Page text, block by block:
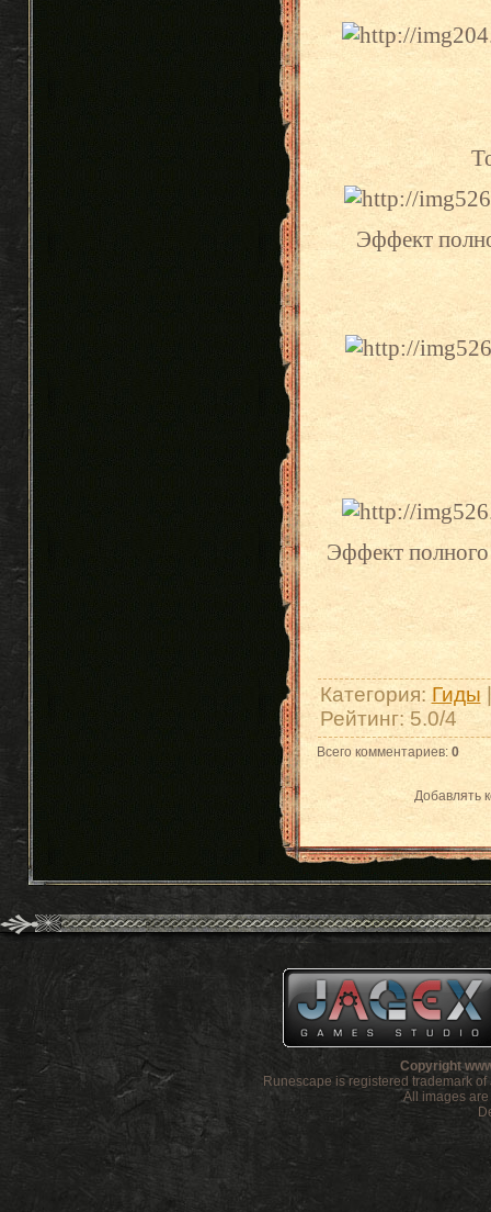
Эффект
Эффект
Категория: Гиды
Рейтинг:5.0/4
Всего комментариев: 0
Добавлять
Copyright
Runescape is registered trademark
All images